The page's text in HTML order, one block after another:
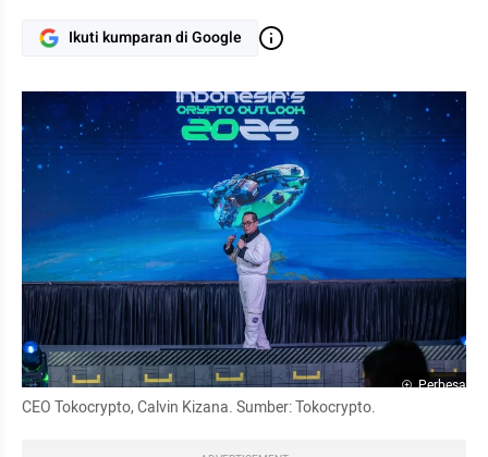
Ikuti kumparan di Google
Perbesar
CEO Tokocrypto, Calvin Kizana. Sumber: Tokocrypto.